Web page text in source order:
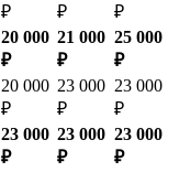
₽
₽
₽
20 000
₽
21 000
₽
25 000
₽
20 000
₽
23 000
₽
23 000
₽
23 000
₽
23 000
₽
23 000
₽